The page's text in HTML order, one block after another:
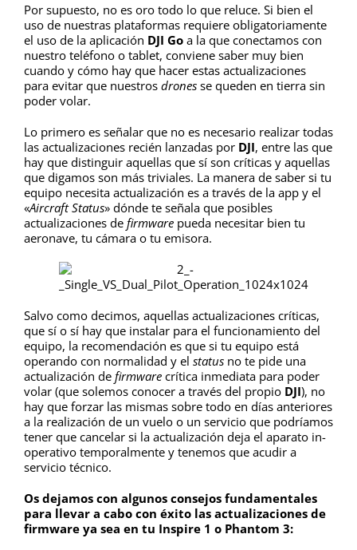
Por supuesto, no es oro todo lo que reluce. Si bien el
uso de nuestras plataformas requiere obligatoriamente
el uso de la aplicación DJI Go a la que conectamos con
nuestro teléfono o tablet, conviene saber muy bien
cuando y cómo hay que hacer estas actualizaciones
para evitar que nuestros drones se queden en tierra sin
poder volar.
Lo primero es señalar que no es necesario realizar todas
las actualizaciones recién lanzadas por DJI, entre las que
hay que distinguir aquellas que sí son críticas y aquellas
que digamos son más triviales. La manera de saber si tu
equipo necesita actualización es a través de la app y el
«Aircraft Status» dónde te señala que posibles
actualizaciones de firmware pueda necesitar bien tu
aeronave, tu cámara o tu emisora.
Salvo como decimos, aquellas actualizaciones críticas,
que sí o sí hay que instalar para el funcionamiento del
equipo, la recomendación es que si tu equipo está
operando con normalidad y el status no te pide una
actualización de firmware crítica inmediata para poder
volar (que solemos conocer a través del propio DJI), no
hay que forzar las mismas sobre todo en días anteriores
a la realización de un vuelo o un servicio que podríamos
tener que cancelar si la actualización deja el aparato in-
operativo temporalmente y tenemos que acudir a
servicio técnico.
Os dejamos con algunos consejos fundamentales
para llevar a cabo con éxito las actualizaciones de
firmware ya sea en tu Inspire 1 o Phantom 3: